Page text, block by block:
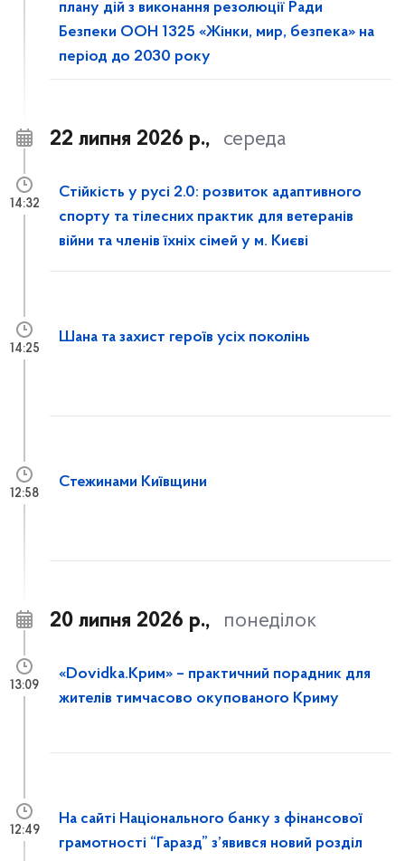
плану дій з виконання резолюції Ради
Безпеки ООН 1325 «Жінки, мир, безпека» на
період до 2030 року
22 липня 2026 р., середа
Стійкість у русі 2.0: розвиток адаптивного
спорту та тілесних практик для ветеранів
війни та членів їхніх сімей у м. Києві
14:32
Шана та захист героїв усіх поколінь
14:25
Стежинами Київщини
12:58
20 липня 2026 р., понеділок
«Dovidka.Крим» – практичний порадник для
жителів тимчасово окупованого Криму
13:09
На сайті Національного банку з фінансової
грамотності “Гаразд” з’явився новий розділ
12:49